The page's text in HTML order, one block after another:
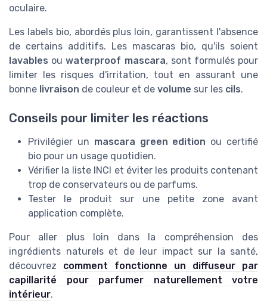
oculaire.
Les labels bio, abordés plus loin, garantissent l'absence
de certains additifs. Les mascaras bio, qu'ils soient
lavables ouwaterproof mascara, sont formulés pour
limiter les risques d'irritation, tout en assurant une
bonne livraison de couleur et de volume sur les cils.
Conseils pour limiter les réactions
Privilégier un mascara green edition ou certifié
bio pour un usage quotidien.
Vérifier la liste INCI et éviter les produits contenant
trop de conservateurs ou de parfums.
Tester le produit sur une petite zone avant
application complète.
Pour aller plus loin dans la compréhension des
ingrédients naturels et de leur impact sur la santé,
découvrez comment fonctionne un diffuseur par
capillarité pour parfumer naturellement votre
intérieur.